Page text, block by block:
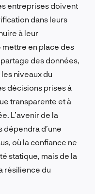
entreprises doivent
dans leurs
à leur
en place des
des données,
niveaux du
décisions prises à
transparente et à
L’avenir de la
dépendra d’une
où la confiance ne
statique, mais de la
résilience du